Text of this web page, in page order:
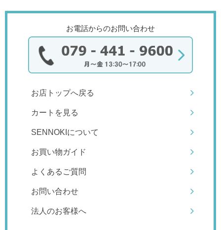
お電話からのお問い合わせ
お店トップへ戻る
カートを見る
SENNOKIについて
お買い物ガイド
よくあるご質問
お問い合わせ
法人のお客様へ